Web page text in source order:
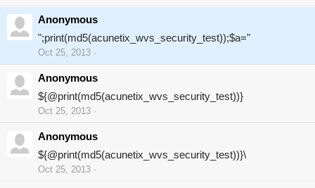
Anonymous
";print(md5(acunetix_wvs_security_test));$a="
Oct 25, 2013
Anonymous
${@print(md5(acunetix_wvs_security_test))}
Oct 25, 2013
Anonymous
${@print(md5(acunetix_wvs_security_test))}\
Oct 25, 2013